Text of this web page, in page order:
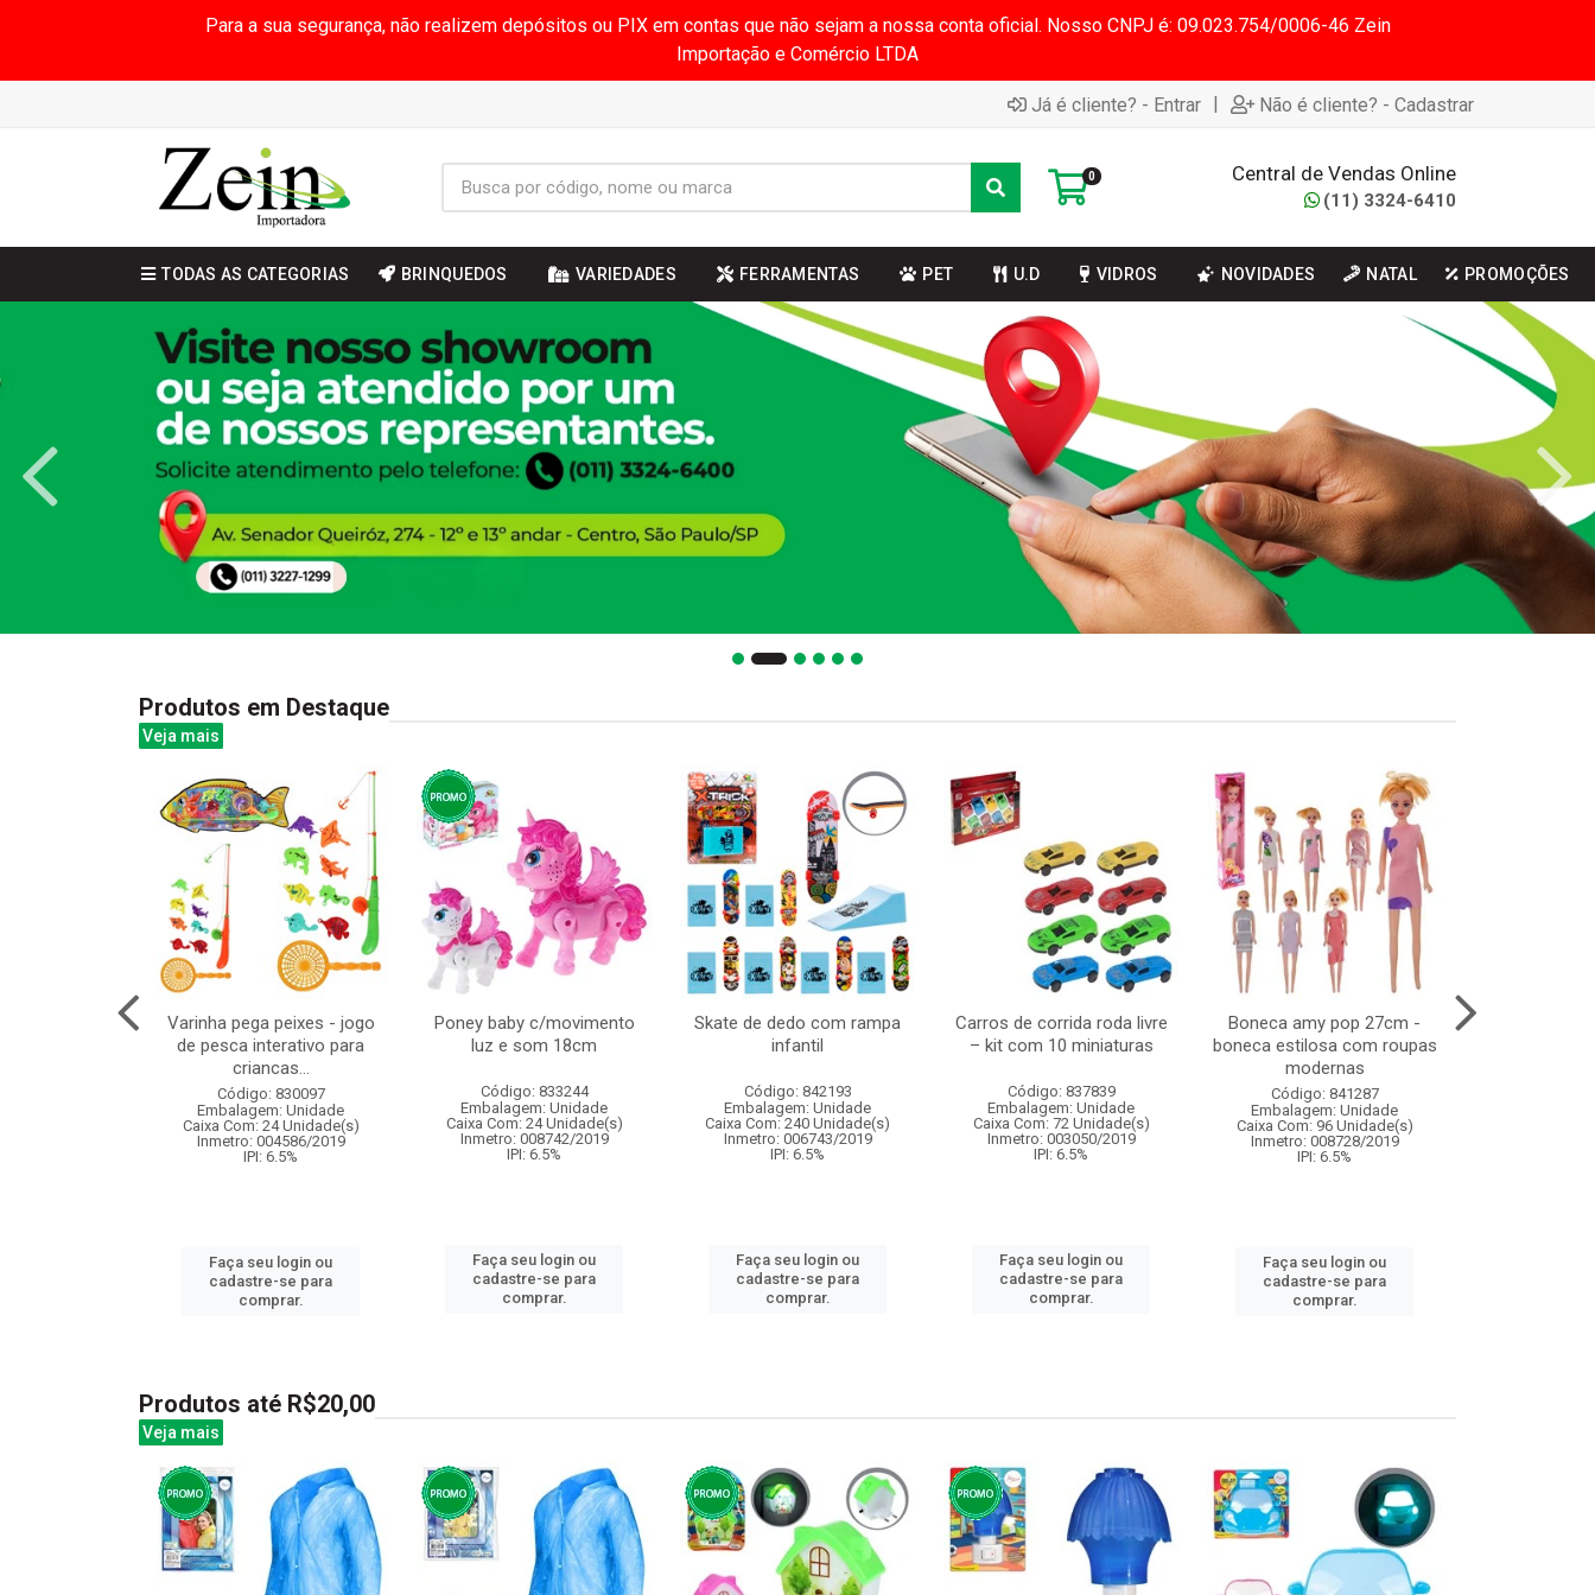
Para a sua segurança, não realizem depósitos ou PIX em contas que não sejam a nossa conta oficial. Nosso CNPJ é: 09.023.754/0006-46 Zein
Importação e Comércio LTDA
Já é cliente? - Entrar | Não é cliente? - Cadastrar
0 Central de Vendas Online
(11) 3324-6410
TODAS AS CATEGORIAS BRINQUEDOS VARIEDADES FERRAMENTAS PET U.D VIDROS NOVIDADES NATAL PROMOÇÕES
Produtos em Destaque
Veja mais
Varinha pega peixes - jogo
de pesca interativo para
criancas...
Código: 830097
Embalagem: Unidade
Caixa Com: 24 Unidade(s)
Inmetro: 004586/2019
IPI: 6.5%
Faça seu login ou
cadastre-se para
comprar.
Poney baby c/movimento
luz e som 18cm
Código: 833244
Embalagem: Unidade
Caixa Com: 24 Unidade(s)
Inmetro: 008742/2019
IPI: 6.5%
Faça seu login ou
cadastre-se para
comprar.
Skate de dedo com rampa
infantil
Código: 842193
Embalagem: Unidade
Caixa Com: 240 Unidade(s)
Inmetro: 006743/2019
IPI: 6.5%
Faça seu login ou
cadastre-se para
comprar.
Carros de corrida roda livre
– kit com 10 miniaturas
Código: 837839
Embalagem: Unidade
Caixa Com: 72 Unidade(s)
Inmetro: 003050/2019
IPI: 6.5%
Faça seu login ou
cadastre-se para
comprar.
Boneca amy pop 27cm -
boneca estilosa com roupas
modernas
Código: 841287
Embalagem: Unidade
Caixa Com: 96 Unidade(s)
Inmetro: 008728/2019
IPI: 6.5%
Faça seu login ou
cadastre-se para
comprar.
Produtos até R$20,00
Veja mais